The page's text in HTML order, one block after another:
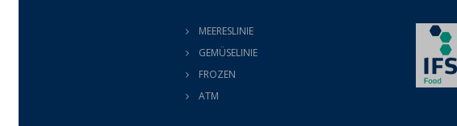
MEERESLINIE
GEMÜSELINIE
FROZEN
ATM